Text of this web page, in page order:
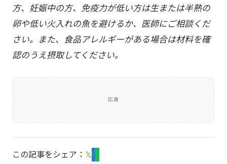
方、妊娠中の方、免疫力が低い方は生または半熟の
卵や低い火入れの魚を避けるか、医師にご相談くだ
さい。また、食品アレルギーがある場合は材料を確
認のうえ摂取してください。
広告
この記事をシェア： 𝕏fL